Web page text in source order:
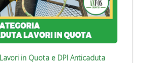
in Quota e DPI Anticaduta